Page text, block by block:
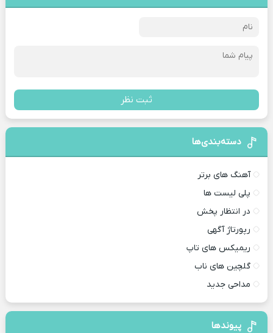
ثبت نظر
دسته‌بندی‌ها
آهنگ های برتر
پلی لیست ها
در انتظار پخش
رپورتاژ آگهی
ریمیکس های تاپ
گلچین های ناب
مداحی جدید
پیوندها